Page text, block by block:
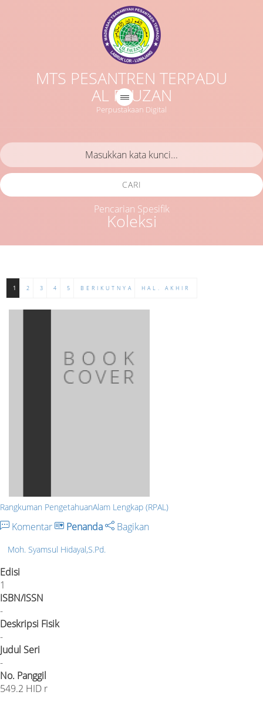
MTS PESANTREN TERPADU
AL FAUZAN
Perpustakaan Digital
Koleksi
CARI
Pencarian Spesifik
1 2 3 4 5 BERIKUTNYA HAL. AKHIR
Rangkuman PengetahuanAlam Lengkap (RPAL)
Komentar Penanda Bagikan
Moh. Syamsul Hidayal,S.Pd.
Edisi
1
ISBN/ISSN
-
Deskripsi Fisik
-
Judul Seri
-
No. Panggil
549.2 HID r